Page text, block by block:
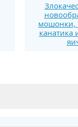
мошонки,
канатика